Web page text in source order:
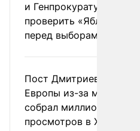
и Генпрокуратуру
проверить «Яблоко»
перед выборами
Пост Дмитриева о
Европы из-за
собрал миллион
просмотров в X